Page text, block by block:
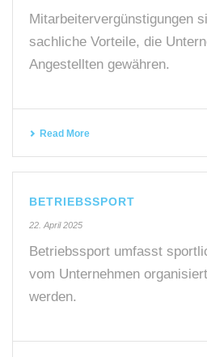
Mitarbeitervergünstigungen
sachliche Vorteile, die
Angestellten gewähren.
Read More
BETRIEBSSPORT
22. April 2025
Betriebssport umfasst
vom Unternehmen
werden.